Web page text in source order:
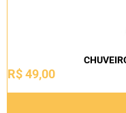
R$49,00